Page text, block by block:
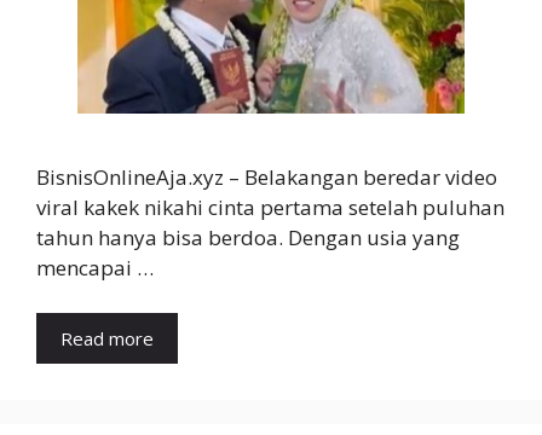
BisnisOnlineAja.xyz – Belakangan beredar video
viral kakek nikahi cinta pertama setelah puluhan
tahun hanya bisa berdoa. Dengan usia yang
mencapai …
Read more